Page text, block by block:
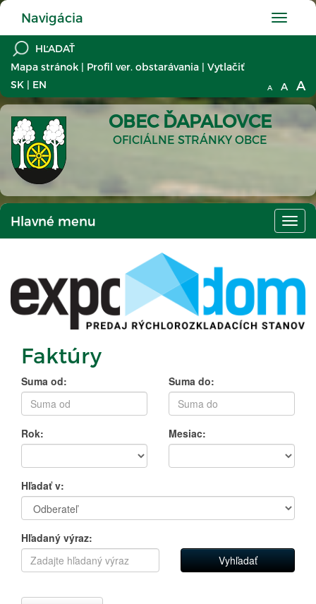
Hlavné
menu
Navigácia
Mapa stránok | Profil ver. obstarávania | Vytlačiť
SK | EN A A A
OBEC ĎAPALOVCE
OFICIÁLNE STRÁNKY OBCE
Hlavné menu
Faktúry
Suma od: Suma do:
Rok: Mesiac:
Hľadať v:
Hľadaný výraz: